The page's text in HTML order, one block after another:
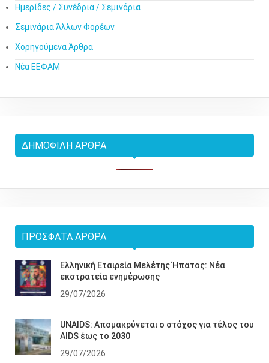
Ημερίδες / Συνέδρια / Σεμινάρια
Σεμινάρια Άλλων Φορέων
Χορηγούμενα Άρθρα
Νέα ΕΕΦΑΜ
ΔΗΜΟΦΙΛΉ ΆΡΘΡΑ
ΠΡΌΣΦΑΤΑ ΆΡΘΡΑ
Ελληνική Εταιρεία Μελέτης Ήπατος: Νέα
εκστρατεία ενημέρωσης
29/07/2026
UNAIDS: Απομακρύνεται ο στόχος για τέλος του
AIDS έως το 2030
29/07/2026